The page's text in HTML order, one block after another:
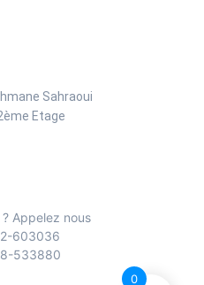
Sahraoui
Etage
Appelez nous
603036
533880
0